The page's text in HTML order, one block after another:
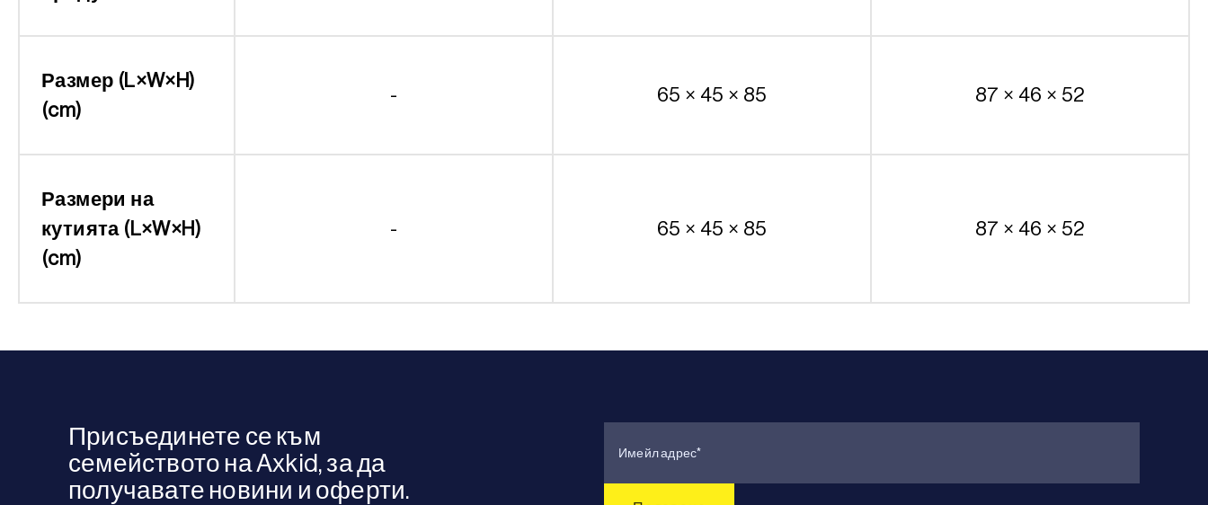
Размер (L×W×H)
(cm)
- 65 × 45 × 85 87 × 46 × 52
Размери на
кутията (L×W×H)
(cm)
- 65 × 45 × 85 87 × 46 × 52
Присъединете се към
семейството на Axkid, за да
получавате новини и оферти.